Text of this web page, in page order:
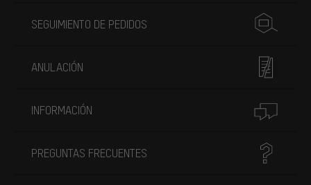
SEGUIMIENTO DE PEDIDOS
ANULACIÓN
INFORMACIÓN
PREGUNTAS FRECUENTES